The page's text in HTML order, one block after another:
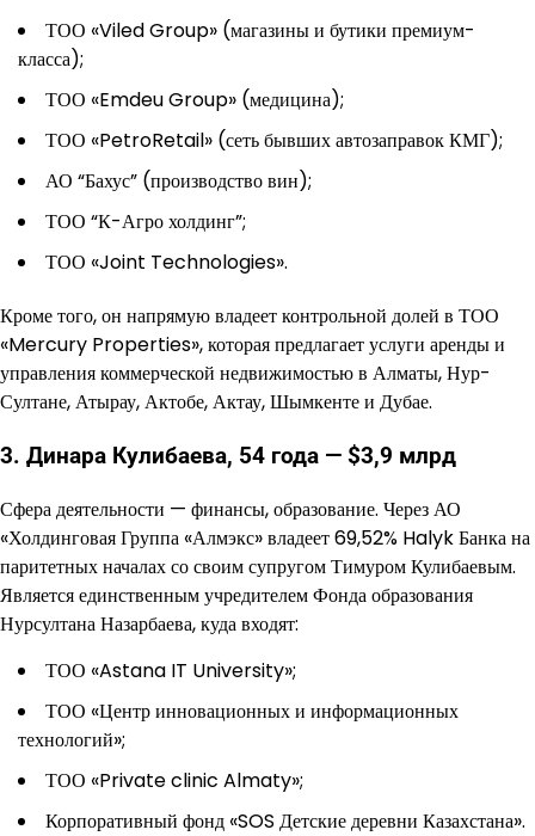
ТОО «Viled Group» (магазины и бутики премиум-
класса);
ТОО «Emdeu Group» (медицина);
ТОО «PetroRetail» (сеть бывших автозаправок КМГ);
АО “Бахус” (производство вин);
ТОО “К-Агро холдинг”;
ТОО «Joint Technologies».
Кроме того, он напрямую владеет контрольной долей в ТОО
«Mercury Properties», которая предлагает услуги аренды и
управления коммерческой недвижимостью в Алматы, Нур-
Султане, Атырау, Актобе, Актау, Шымкенте и Дубае.
3. Динара Кулибаева, 54 года — $3,9 млрд
Сфера деятельности — финансы, образование. Через АО
«Холдинговая Группа «Алмэкс» владеет 69,52% Halyk Банка на
паритетных началах со своим супругом Тимуром Кулибаевым.
Является единственным учредителем Фонда образования
Нурсултана Назарбаева, куда входят:
ТОО «Astana IT University»;
ТОО «Центр инновационных и информационных
технологий»;
ТОО «Private clinic Almaty»;
Корпоративный фонд «SOS Детские деревни Казахстана».